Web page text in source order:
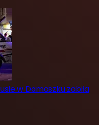
w Damaszku zabiła